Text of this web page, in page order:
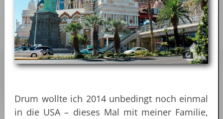
Drum wollte ich 2014 unbedingt noch einmal
in die USA – dieses Mal mit meiner Familie,